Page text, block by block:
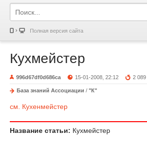
Полная версия сайта
Кухмейстер
996d67df0d686ca 15-01-2008, 22:12 2 089
База знаний Ассоциации / "К"
см. Кухенмейстер
Название статьи: Кухмейстер